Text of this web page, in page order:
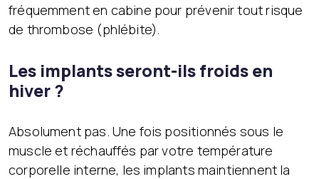
fréquemment en cabine pour prévenir tout risque
de thrombose (phlébite).
Les implants seront-ils froids en
hiver ?
Absolument pas. Une fois positionnés sous le
muscle et réchauffés par votre température
corporelle interne, les implants maintiennent la